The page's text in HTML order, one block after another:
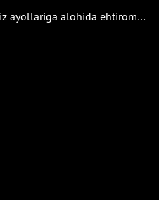
8-film — «Sohamiz ayollariga alohida ehtirom» turkumidan: «TOSHKENT SHAHAR MAGISTRAL ELEKTR TARMOQLARI» FILIALI